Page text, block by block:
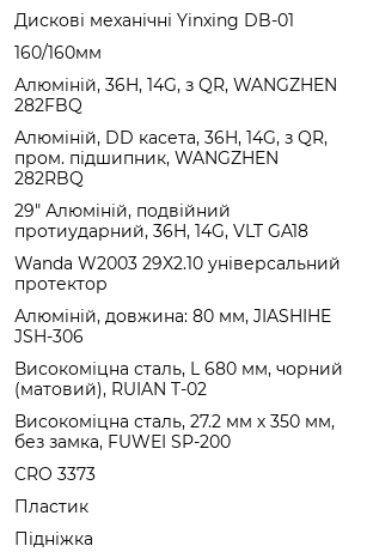
Дискові механічні Yinxing DB-01
160/160мм
Алюмiнiй, 36H, 14G, з QR, WANGZHEN
282FBQ
Алюмiнiй, DD касета, 36H, 14G, з QR,
пром. підшипник, WANGZHEN
282RBQ
29" Алюмiнiй, подвійний
протиударний, 36H, 14G, VLT GA18
Wanda W2003 29X2.10 універсальний
протектор
Алюмiнiй, довжина: 80 мм, JIASHIHE
JSH-306
Високоміцна сталь, L 680 мм, чорний
(матовий), RUIAN T-02
Високоміцна сталь, 27.2 мм х 350 мм,
без замка, FUWEI SP-200
CRO 3373
Пластик
Підніжка